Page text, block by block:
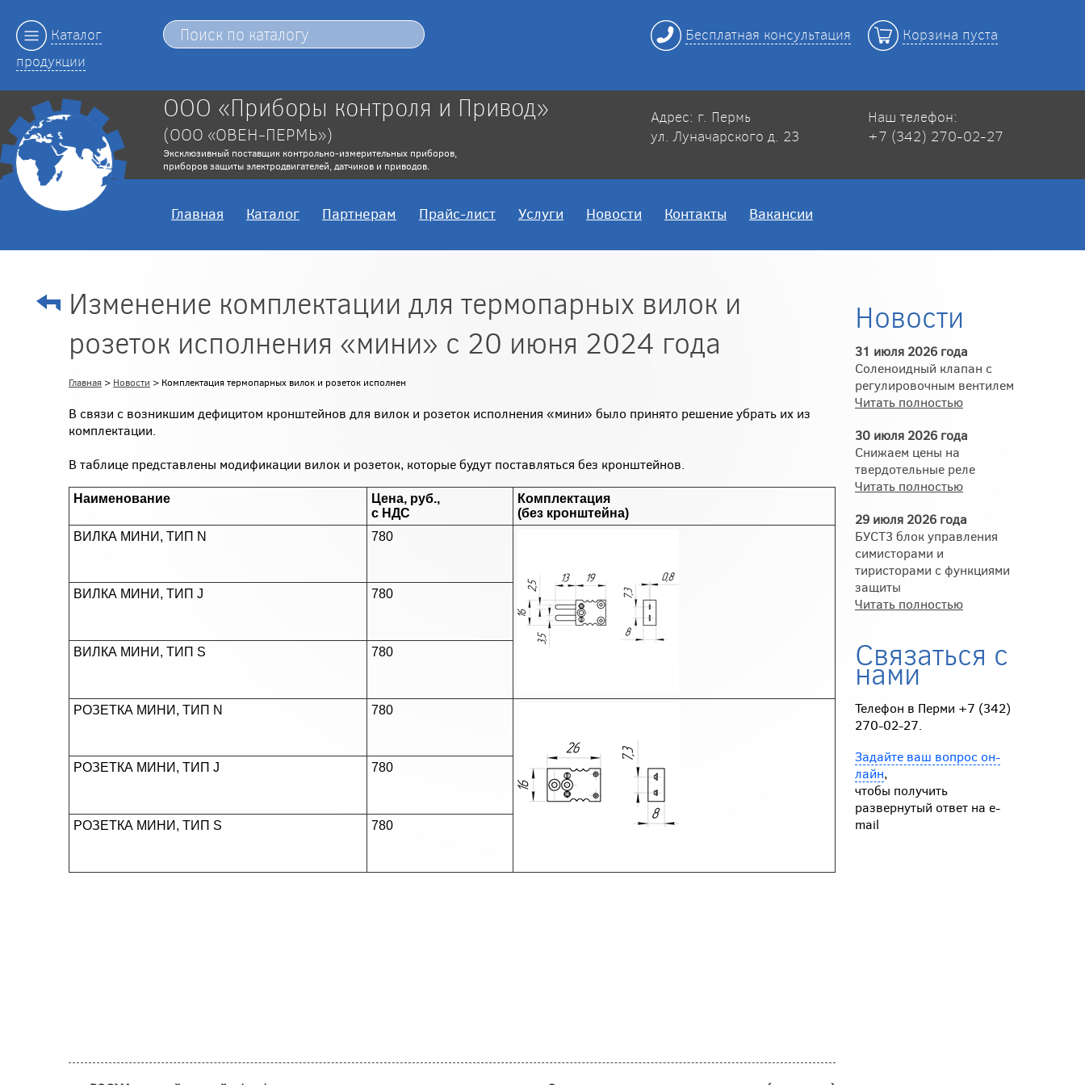
Каталог
продукции
Бесплатная консультация Корзина пуста
ООО «Приборы контроля и Привод»
(ООО «ОВЕН-ПЕРМЬ»)
Эксклюзивный поставщик контрольно-измерительных приборов,
приборов защиты электродвигателей, датчиков и приводов.
Адрес: г. Пермь
ул. Луначарского д. 23
Наш телефон:
+7 (342) 270-02-27
Главная Каталог Партнерам Прайс-лист Услуги Новости Контакты Вакансии
Изменение комплектации для термопарных вилок и
розеток исполнения «мини» с 20 июня 2024 года
Главная > Новости > Комплектация термопарных вилок и розеток исполнен
В связи с возникшим дефицитом кронштейнов для вилок и розеток исполнения «мини» было принято решение убрать их из
комплектации.
В таблице представлены модификации вилок и розеток, которые будут поставляться без кронштейнов.
Наименование
Цена, руб.,
с НДС
Комплектация
(без кронштейна)
ВИЛКА МИНИ, ТИП N
780
ВИЛКА МИНИ, ТИП J 780
ВИЛКА МИНИ, ТИП S 780
РОЗЕТКА МИНИ, ТИП N 780
РОЗЕТКА МИНИ, ТИП J 780
РОЗЕТКА МИНИ, ТИП S 780
Новости
31 июля 2026 года
Соленоидный клапан с
регулировочным вентилем
Читать полностью
30 июля 2026 года
Снижаем цены на
твердотельные реле
Читать полностью
29 июля 2026 года
БУСТ3 блок управления
симисторами и
тиристорами с функциями
защиты
Читать полностью
Связаться с
нами
Телефон в Перми +7 (342)
270-02-27.
Задайте ваш вопрос он-
лайн,
чтобы получить
развернутый ответ на e-
mail